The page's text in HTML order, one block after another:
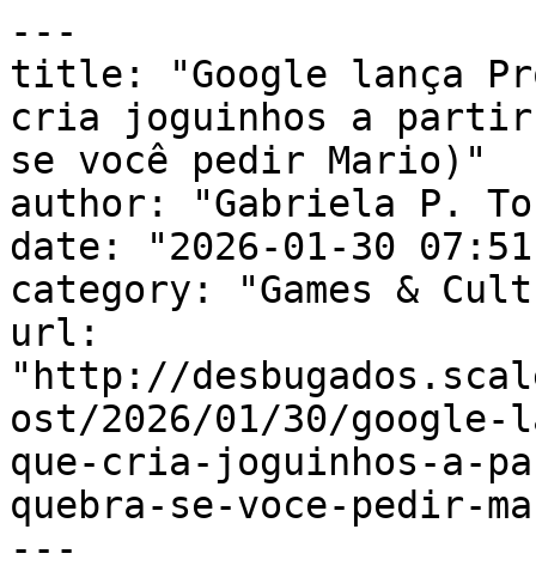
---
title: "Google lança
cria joguinhos a partir
se você pedir Mario)"
author: "Gabriela P.
date: "2026-01-30
category: "Games &
url:
"http://
ost/2026/01/30/
que-cria-joguinhos-a-
quebra-se-voce-pedir-
---